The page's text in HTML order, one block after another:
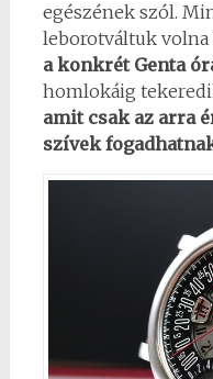
egészének szól.
leborotváltuk volna
a konkrét Genta
homlokáig
amit csak az arra
szívek